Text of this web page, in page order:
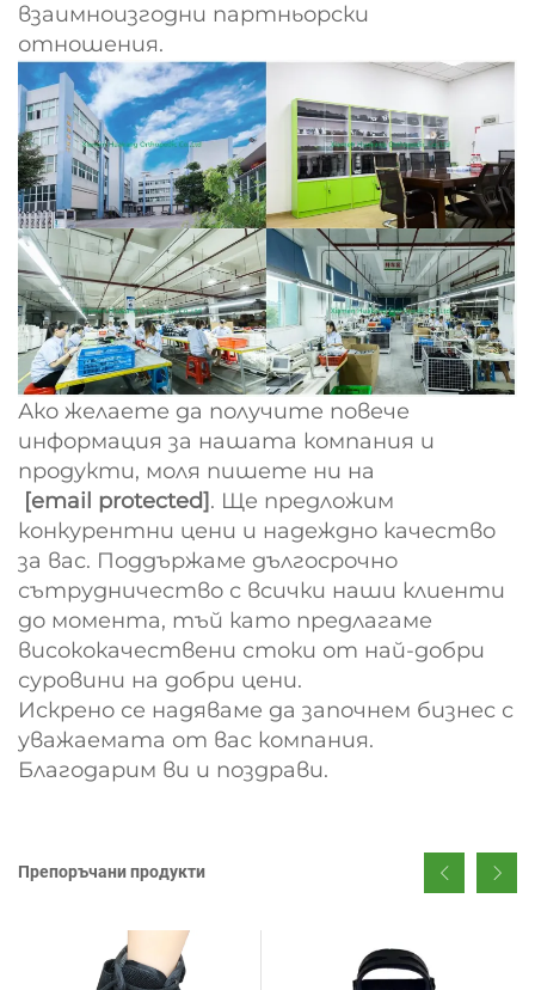
взаимноизгодни партньорски
отношения.
Ако желаете да получите повече
информация за нашата компания и
продукти, моля пишете ни на
[email protected]. Ще предложим
конкурентни цени и надеждно качество
за вас. Поддържаме дългосрочно
сътрудничество с всички наши клиенти
до момента, тъй като предлагаме
висококачествени стоки от най-добри
суровини на добри цени.
Искрено се надяваме да започнем бизнес с
уважаемата от вас компания.
Благодарим ви и поздрави.
Препоръчани продукти